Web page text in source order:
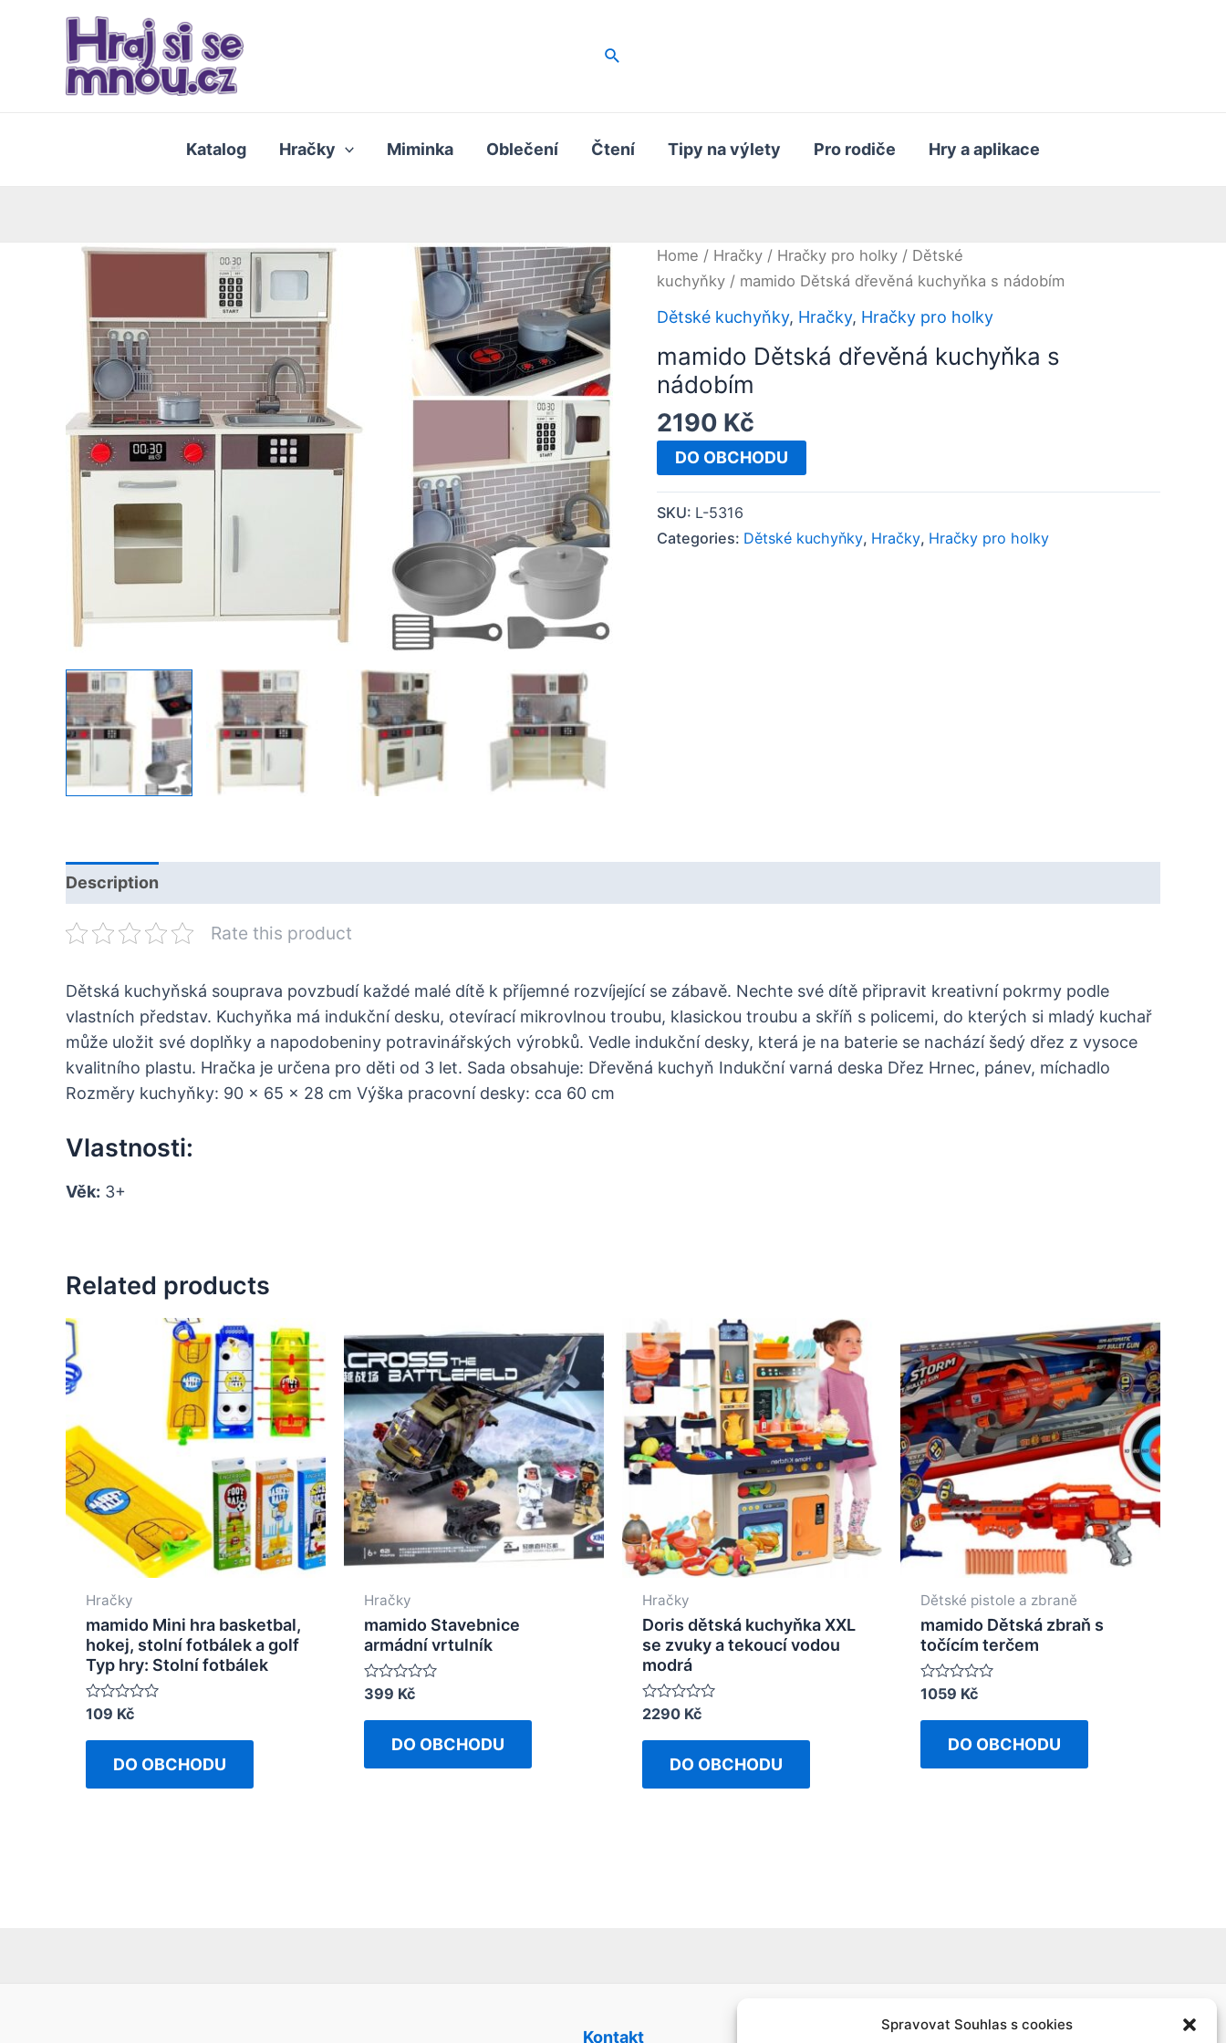
Spravovat Souhlas s cookies
Hledat
Katalog Hračky Miminka Oblečení Čtení Tipy na výlety Pro rodiče Hry a aplikace
Home / Hračky / Hračky pro holky / Dětské
kuchyňky / mamido Dětská dřevěná kuchyňka s nádobím
Dětské kuchyňky, Hračky, Hračky pro holky
mamido Dětská dřevěná kuchyňka s
nádobím
2190 Kč
DO OBCHODU
SKU: L-5316
Categories: Dětské kuchyňky, Hračky, Hračky pro holky
Description
Rate this product
Dětská kuchyňská souprava povzbudí každé malé dítě k příjemné rozvíjející se zábavě. Nechte své dítě připravit kreativní pokrmy podle
vlastních představ. Kuchyňka má indukční desku, otevírací mikrovlnou troubu, klasickou troubu a skříň s policemi, do kterých si mladý kuchař
může uložit své doplňky a napodobeniny potravinářských výrobků. Vedle indukční desky, která je na baterie se nachází šedý dřez z vysoce
kvalitního plastu. Hračka je určena pro děti od 3 let. Sada obsahuje: Dřevěná kuchyň Indukční varná deska Dřez Hrnec, pánev, míchadlo
Rozměry kuchyňky: 90 x 65 x 28 cm Výška pracovní desky: cca 60 cm
Vlastnosti:
Věk: 3+
Related products
Hračky
mamido Mini hra basketbal,
hokej, stolní fotbálek a golf
Typ hry: Stolní fotbálek
Rated
out
109 Kč
DO OBCHODU
Hračky
mamido Stavebnice
armádní vrtulník
Rated
out
399 Kč
DO OBCHODU
Hračky
Doris dětská kuchyňka XXL
se zvuky a tekoucí vodou
modrá
Rated
out
2290 Kč
DO OBCHODU
Dětské pistole a zbraně
mamido Dětská zbraň s
točícím terčem
Rated
out
1059 Kč
DO OBCHODU
Kontakt